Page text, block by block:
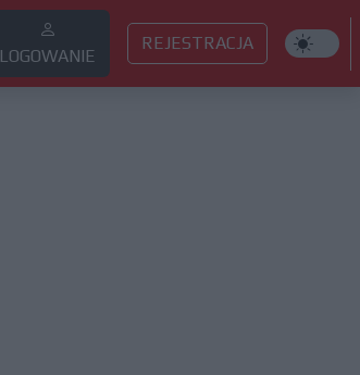
LOGOWANIE
REJESTRACJA